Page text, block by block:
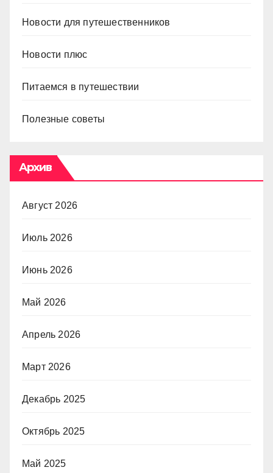
Новости для путешественников
Новости плюс
Питаемся в путешествии
Полезные советы
Архив
Август 2026
Июль 2026
Июнь 2026
Май 2026
Апрель 2026
Март 2026
Декабрь 2025
Октябрь 2025
Май 2025